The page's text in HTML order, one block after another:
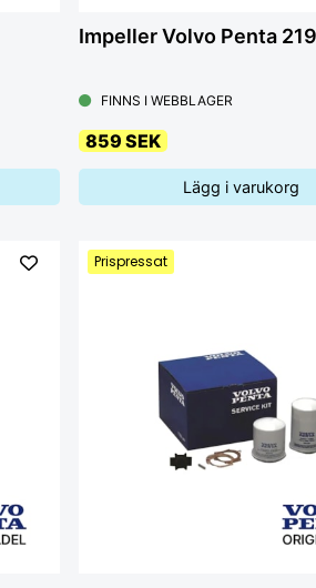
Impeller Volvo Penta
FINNS I WEBBLAGER
859 SEK
Lägg i varukorg
Prispressat